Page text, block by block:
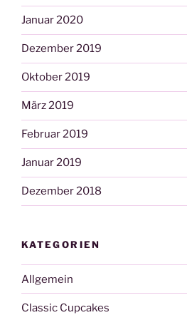
Januar 2020
Dezember 2019
Oktober 2019
März 2019
Februar 2019
Januar 2019
Dezember 2018
KATEGORIEN
Allgemein
Classic Cupcakes